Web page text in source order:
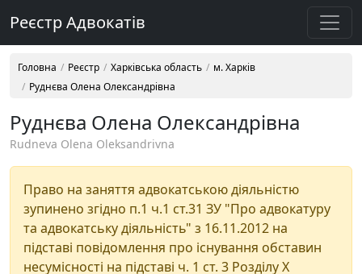
Реєстр Адвокатів
Головна Реєстр Харківська область
м. Харків
Руднєва Олена Олександрівна
Руднєва Олена Олександрівна
Rudneva Olena Oleksandrivna
Право на заняття адвокатською діяльністю
зупинено згідно п.1 ч.1 ст.31 ЗУ "Про адвокатуру
та адвокатську діяльність" з 16.11.2012 на
підставі повідомлення про існування обставин
несумісності на підставі ч. 1 ст. 3 Розділу Х